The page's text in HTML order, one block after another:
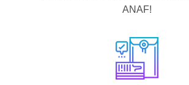
ANAF!